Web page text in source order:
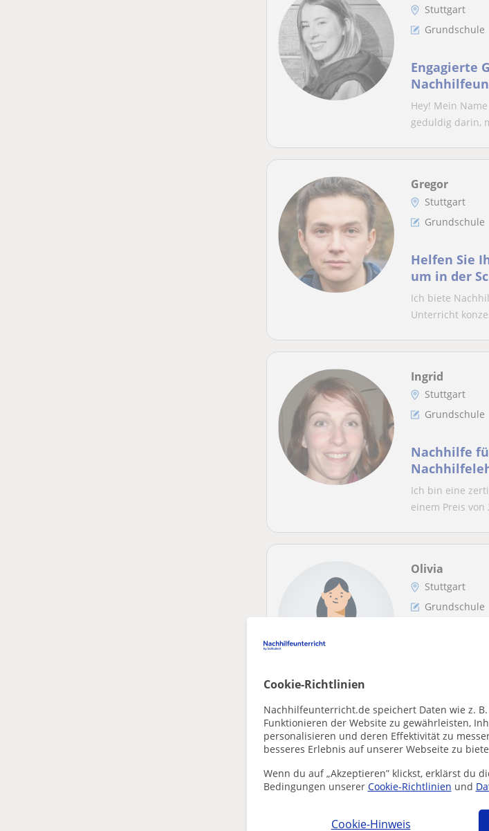
Cookie-Richtlinien
Nachhilfeunterricht.de speichert Daten wie z.
Funktionieren der Website zu gewährleisten,
personalisieren und deren Effektivität zu
besseres Erlebnis auf unserer Webseite zu
Wenn du auf „Akzeptieren” klickst, erklärst du
Bedingungen unserer Cookie-Richtlinien und
Cookie-Hinweis
Stuttgart
Grundschule
Engagierte
Hey! Mein
geduldig darin,
Gregor
Stuttgart
Grundschule
Helfen Sie
um in der
Ich biete
Unterricht
Ingrid
Stuttgart
Grundschule
Nachhilfe
Ich bin eine
einem Preis
Olivia
Stuttgart
Grundschule
Erfahrene
Für
Stuttgart